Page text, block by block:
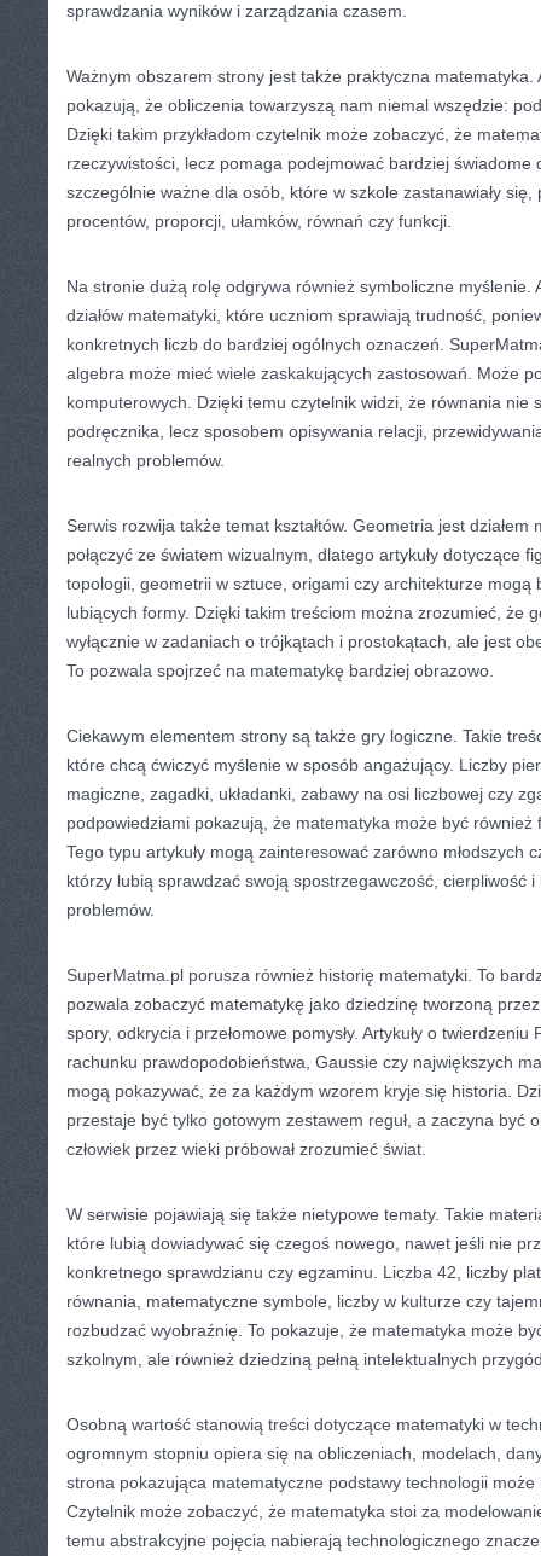
sprawdzania wyników i zarządzania czasem.
Ważnym obszarem strony jest także praktyczna matematyka.
pokazują, że obliczenia towarzyszą nam niemal wszędzie:
Dzięki takim przykładom czytelnik może zobaczyć, że
rzeczywistości, lecz pomaga podejmować bardziej świadome
szczególnie ważne dla osób, które w szkole zastanawiały się,
procentów, proporcji, ułamków, równań czy funkcji.
Na stronie dużą rolę odgrywa również symboliczne myślenie.
działów matematyki, które uczniom sprawiają trudność,
konkretnych liczb do bardziej ogólnych oznaczeń.
algebra może mieć wiele zaskakujących zastosowań. Może
komputerowych. Dzięki temu czytelnik widzi, że równania nie
podręcznika, lecz sposobem opisywania relacji,
realnych problemów.
Serwis rozwija także temat kształtów. Geometria jest działem
połączyć ze światem wizualnym, dlatego artykuły dotyczące
topologii, geometrii w sztuce, origami czy architekturze mogą
lubiących formy. Dzięki takim treściom można zrozumieć, że
wyłącznie w zadaniach o trójkątach i prostokątach, ale jest
To pozwala spojrzeć na matematykę bardziej obrazowo.
Ciekawym elementem strony są także gry logiczne. Takie
które chcą ćwiczyć myślenie w sposób angażujący. Liczby
magiczne, zagadki, układanki, zabawy na osi liczbowej czy
podpowiedziami pokazują, że matematyka może być
Tego typu artykuły mogą zainteresować zarówno młodszych
którzy lubią sprawdzać swoją spostrzegawczość, cierpliwość
problemów.
SuperMatma.pl porusza również historię matematyki. To
pozwala zobaczyć matematykę jako dziedzinę tworzoną
spory, odkrycia i przełomowe pomysły. Artykuły o
rachunku prawdopodobieństwa, Gaussie czy największych
mogą pokazywać, że za każdym wzorem kryje się historia.
przestaje być tylko gotowym zestawem reguł, a zaczyna być
człowiek przez wieki próbował zrozumieć świat.
W serwisie pojawiają się także nietypowe tematy. Takie
które lubią dowiadywać się czegoś nowego, nawet jeśli nie
konkretnego sprawdzianu czy egzaminu. Liczba 42, liczby
równania, matematyczne symbole, liczby w kulturze czy
rozbudzać wyobraźnię. To pokazuje, że matematyka może
szkolnym, ale również dziedziną pełną intelektualnych
Osobną wartość stanowią treści dotyczące matematyki w
ogromnym stopniu opiera się na obliczeniach, modelach,
strona pokazująca matematyczne podstawy technologii
Czytelnik może zobaczyć, że matematyka stoi za
temu abstrakcyjne pojęcia nabierają technologicznego